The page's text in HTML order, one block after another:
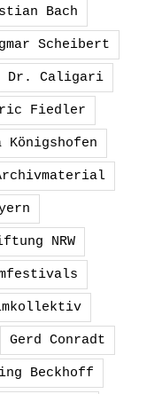
Bach
Scheibert
Dr. Caligari
Fiedler
Königshofen
NRW
Gerd Conradt
Beckhoff